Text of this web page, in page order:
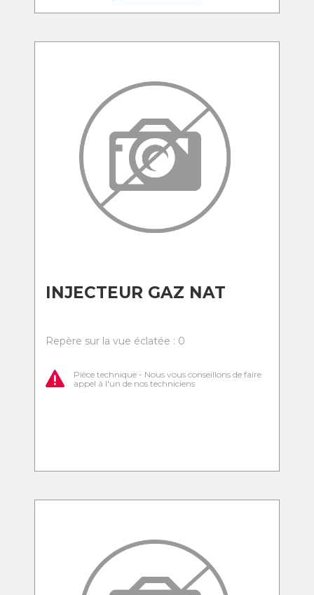
INJECTEUR GAZ NAT
Repère sur la vue éclatée : 0
Pièce technique - Nous vous conseillons de faire
appel à l'un de nos techniciens